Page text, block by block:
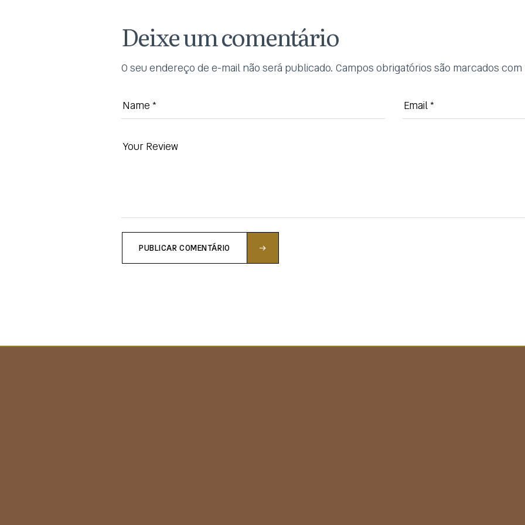
Deixe um comentário
O seu endereço de e-mail não será publicado. Campos obrigatórios são marcados com
PUBLICAR COMENTÁRIO